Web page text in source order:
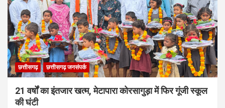
छत्तीसगढ़ छत्तीसगढ़ जनसंपर्क
21 वर्षों का इंतजार खत्म, मेटापारा कोरसागुड़ा में फिर गूंजी स्कूल
की घंटी